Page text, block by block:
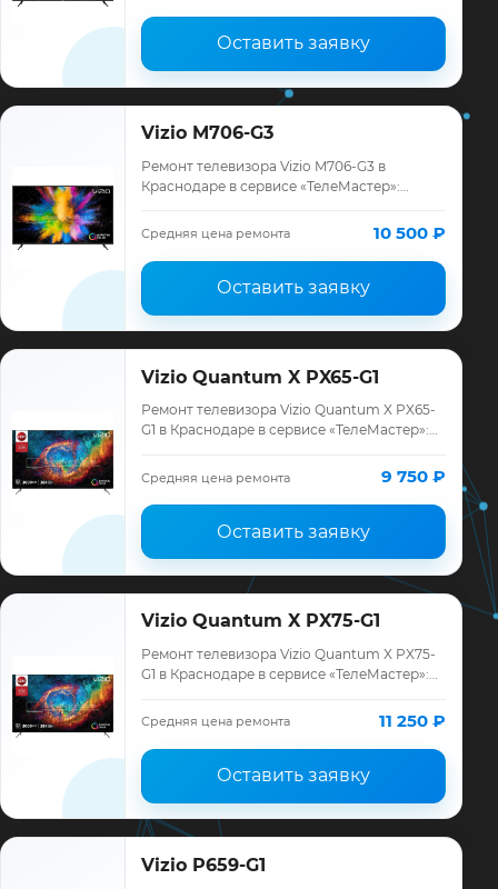
Оставить заявку
Vizio M706-G3
Ремонт телевизора Vizio M706-G3 в
Краснодаре в сервисе «ТелеМастер»:
ремонта, запчасти и гарантия до 12
месяцев.
Средняя цена ремонта 10 500 ₽
Оставить заявку
Vizio Quantum X PX65-G1
Ремонт телевизора Vizio Quantum X PX65-
G1 в Краснодаре в сервисе «ТелеМастер»:
ремонта, запчасти и гарантия до 12 месяц…
Средняя цена ремонта 9 750 ₽
Оставить заявку
Vizio Quantum X PX75-G1
Ремонт телевизора Vizio Quantum X PX75-
G1 в Краснодаре в сервисе «ТелеМастер»:
ремонта, запчасти и гарантия до 12 месяц…
Средняя цена ремонта 11 250 ₽
Оставить заявку
Vizio P659-G1